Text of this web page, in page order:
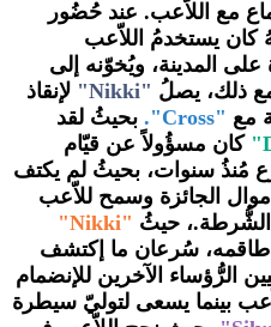
مع اللاّعب. عند حُضُور
كان يستخدمُ اللاّعب
المدينة، ويُخوّنه إلى
ذلك، يصلُ "Nikki"
لإنقاذ
مع "Cross".
بحيثُ لقد
كان مسؤُولاً عن قيّام
مُنذُ سنوات، بحيثُ لم يكتف
الجائزة وسمح للاّعب
الشُّرطة.، حيثُ "Nikki"
طاقمه، سُرعان ما إكتشف
الرُّؤساء الآخرين للإنضمام
بينما يسعى لتوليّ سيطرة